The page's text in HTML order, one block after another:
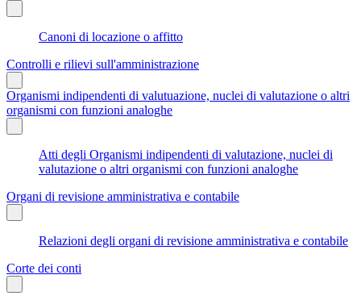
Canoni di locazione o affitto
Controlli e rilievi sull'amministrazione
Organismi indipendenti di valutuazione, nuclei di valutazione o altri
organismi con funzioni analoghe
Atti degli Organismi indipendenti di valutazione, nuclei di
valutazione o altri organismi con funzioni analoghe
Organi di revisione amministrativa e contabile
Relazioni degli organi di revisione amministrativa e contabile
Corte dei conti